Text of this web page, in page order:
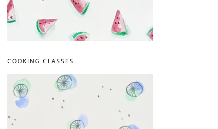
COOKING CLASSES